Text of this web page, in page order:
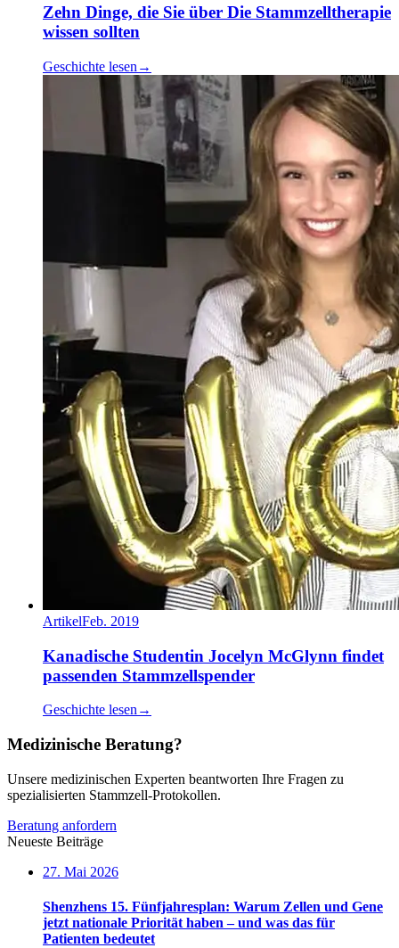
Zehn Dinge, die Sie über Die Stammzelltherapie
wissen sollten
Geschichte lesen →
ArtikelFeb. 2019
Kanadische Studentin Jocelyn McGlynn findet
passenden Stammzellspender
Geschichte lesen→
Medizinische Beratung?
Unsere medizinischen Experten beantworten Ihre Fragen zu
spezialisierten Stammzell-Protokollen.
Beratung anfordern
Neueste Beiträge
27. Mai 2026
Shenzhens 15. Fünfjahresplan: Warum Zellen und Gene
jetzt nationale Priorität haben – und was das für
Patienten bedeutet